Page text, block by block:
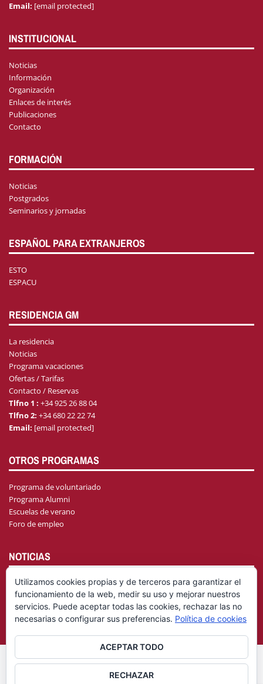
Email: [email protected]
INSTITUCIONAL
Noticias
Información
Organización
Enlaces de interés
Publicaciones
Contacto
FORMACIÓN
Noticias
Postgrados
Seminarios y jornadas
ESPAÑOL PARA EXTRANJEROS
ESTO
ESPACU
RESIDENCIA GM
La residencia
Noticias
Programa vacaciones
Ofertas / Tarifas
Contacto / Reservas
Tlfno 1 : +34 925 26 88 04
Tlfno 2: +34 680 22 22 74
Email: [email protected]
OTROS PROGRAMAS
Programa de voluntariado
Programa Alumni
Escuelas de verano
Foro de empleo
NOTICIAS
AGENDA
© Fundación General Universidad de Castilla-La Mancha
Política de privacidad
Utilizamos cookies propias y de terceros para garantizar el
funcionamiento de la web, medir su uso y mejorar nuestros
servicios. Puede aceptar todas las cookies, rechazar las no
necesarias o configurar sus preferencias. Política de cookies
ACEPTAR TODO
RECHAZAR